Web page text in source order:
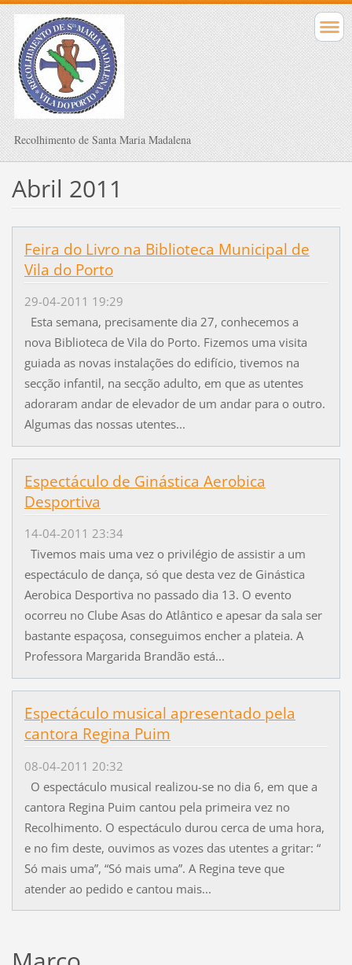
Recolhimento de Santa Maria Madalena
Abril 2011
Feira do Livro na Biblioteca Municipal de
Vila do Porto
29-04-2011 19:29
Esta semana, precisamente dia 27, conhecemos a
nova Biblioteca de Vila do Porto. Fizemos uma visita
guiada as novas instalações do edifício, tivemos na
secção infantil, na secção adulto, em que as utentes
adoraram andar de elevador de um andar para o outro.
Algumas das nossas utentes...
Espectáculo de Ginástica Aerobica
Desportiva
14-04-2011 23:34
Tivemos mais uma vez o privilégio de assistir a um
espectáculo de dança, só que desta vez de Ginástica
Aerobica Desportiva no passado dia 13. O evento
ocorreu no Clube Asas do Atlântico e apesar da sala ser
bastante espaçosa, conseguimos encher a plateia. A
Professora Margarida Brandão está...
Espectáculo musical apresentado pela
cantora Regina Puim
08-04-2011 20:32
O espectáculo musical realizou-se no dia 6, em que a
cantora Regina Puim cantou pela primeira vez no
Recolhimento. O espectáculo durou cerca de uma hora,
e no fim deste, ouvimos as vozes das utentes a gritar: “
Só mais uma”, “Só mais uma”. A Regina teve que
atender ao pedido e cantou mais...